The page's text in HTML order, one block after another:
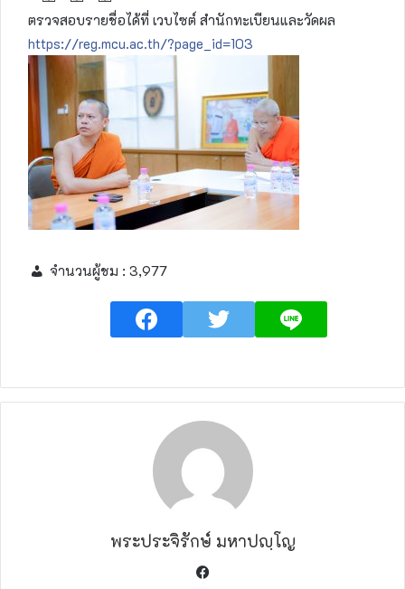
ตรวจสอบรายชื่อได้ที่ เวบไซต์ สำนักทะเบียนและวัดผล
https://reg.mcu.ac.th/?page_id=103
จำนวนผู้ชม : 3,977
พระประจิรักษ์ มหาปญฺโญ